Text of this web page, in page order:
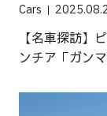
Cars
【名車探訪】
ンチア「ガンマ